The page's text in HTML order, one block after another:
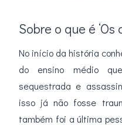
Sobre o que é ‘Os
No início da história
do ensino médio
sequestrada e
isso já não fosse
também foi a última